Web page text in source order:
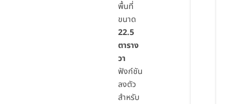
พื้นที่
ขนาด
22.5
ตาราง
วา
ฟังก์ชัน
ลงตัว
สำหรับ